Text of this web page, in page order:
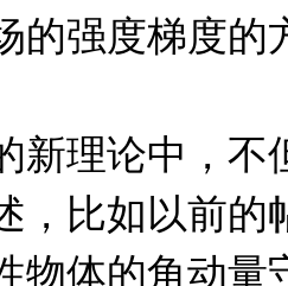
的强度梯度
新理论中，
，比如以前
物体的角动量